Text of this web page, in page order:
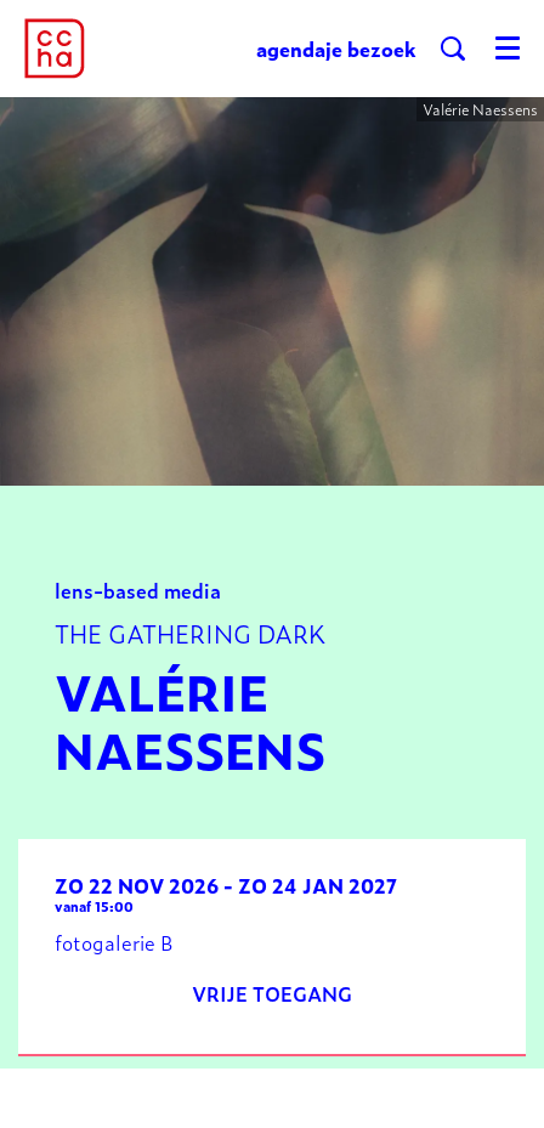
agendaje bezoek Menu
Valérie Naessens
lens-based media
THE GATHERING DARK
VALÉRIE
NAESSENS
ZO 22 NOV 2026 - ZO 24 JAN 2027
vanaf 15:00
fotogalerie B
VRIJE TOEGANG